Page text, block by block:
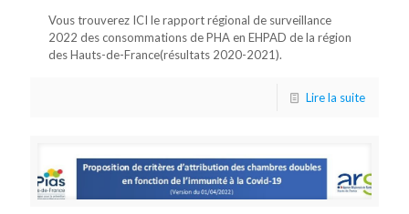
Vous trouverez ICI le rapport régional de surveillance
2022 des consommations de PHA en EHPAD de la région
des Hauts-de-France(résultats 2020-2021).
Lire la suite